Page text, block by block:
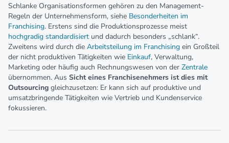
Schlanke Organisationsformen gehören zu den Management-
Regeln der Unternehmensform, siehe Besonderheiten im
Franchising. Erstens sind die Produktionsprozesse meist
hochgradig standardisiert und dadurch besonders „schlank“.
Zweitens wird durch die Arbeitsteilung im Franchising ein Großteil
der nicht produktiven Tätigkeiten wie Einkauf, Verwaltung,
Marketing oder häufig auch Rechnungswesen von der Zentrale
übernommen. Aus Sicht eines Franchisenehmers ist dies mit
Outsourcing gleichzusetzen: Er kann sich auf produktive und
umsatzbringende Tätigkeiten wie Vertrieb und Kundenservice
fokussieren.